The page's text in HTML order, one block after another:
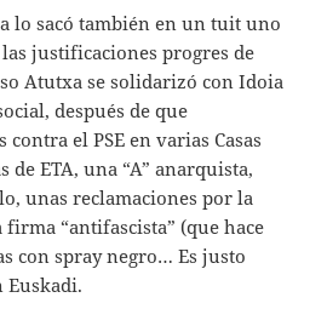
lo sacó también en un tuit uno
justificaciones progres de
Atutxa se solidarizó con Idoia
después de que
el PSE en varias Casas
de ETA, una “A” anarquista,
unas reclamaciones por la
“antifascista” (que hace
con spray negro… Es justo
Euskadi.